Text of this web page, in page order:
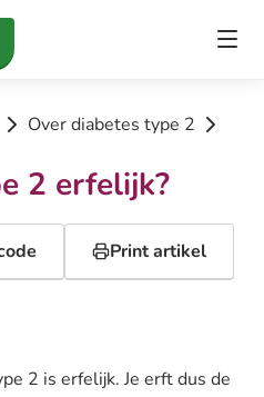
Over diabetes type 2
2 erfelijk?
Print artikel
2 is erfelijk. Je erft dus de